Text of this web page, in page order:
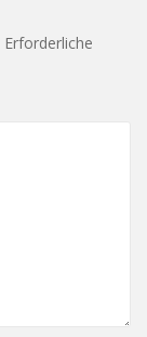
Erforderliche